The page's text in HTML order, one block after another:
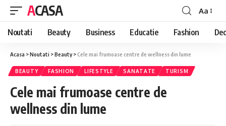
ACASA
Font
Resizer
Aa
Noutati Beauty Business Educatie Fashion
Acasa >Noutati >Beauty>Cele mai frumoase centre de wellness din lume
BEAUTY FASHION LIFESTYLE SANATATE TURISM
Cele mai frumoase centre de
wellness din lume